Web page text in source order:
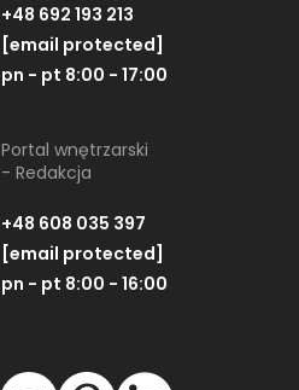
+48 692 193 213
[email protected]
pn - pt 8:00 - 17:00
Portal wnętrzarski
- Redakcja
+48 608 035 397
[email protected]
pn - pt 8:00 - 16:00